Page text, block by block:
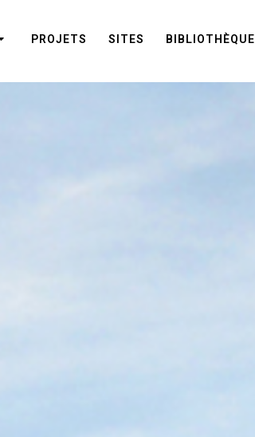
PROJETS SITES BIBLIOTHÈQUE